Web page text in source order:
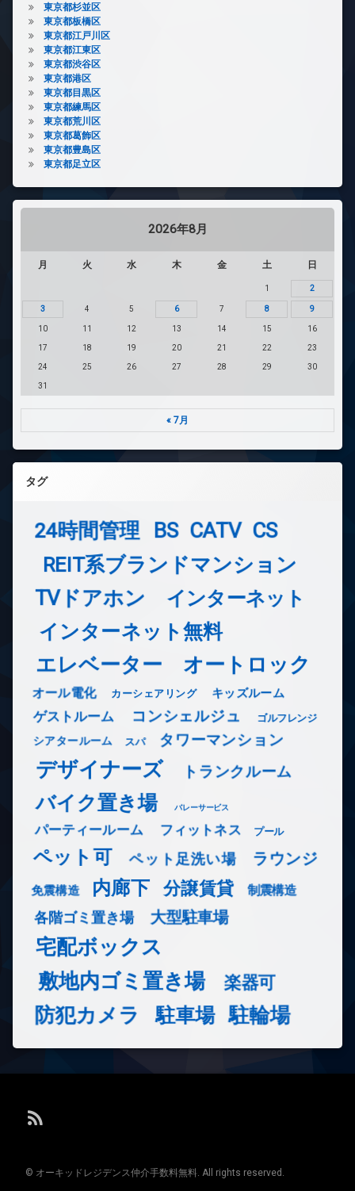
東京都杉並区
東京都板橋区
東京都江戸川区
東京都江東区
東京都渋谷区
東京都港区
東京都目黒区
東京都練馬区
東京都荒川区
東京都葛飾区
東京都豊島区
東京都足立区
2026年8月
月 火 水 木 金 土 日
1 2
3 4 5 6 7 8 9
10 11 12 13 14 15 16
17 18 19 20 21 22 23
24 25 26 27 28 29 30
31
« 7月
タグ
24時間管理 BS CATV CS
REIT系ブランドマンション
TVドアホン インターネット
インターネット無料
エレベーター オートロック
オール電化 カーシェアリング キッズルーム
ゲストルーム コンシェルジュ ゴルフレンジ
シアタールーム スパ タワーマンション
デザイナーズ トランクルーム
バイク置き場 バレーサービス
パーティールーム フィットネス プール
ペット可 ペット足洗い場 ラウンジ
免震構造 内廊下 分譲賃貸 制震構造
各階ゴミ置き場 大型駐車場
宅配ボックス
敷地内ゴミ置き場
楽器可
防犯カメラ 駐車場 駐輪場
RSS
© オーキッドレジデンス仲介手数料無料. All rights reserved.